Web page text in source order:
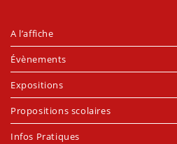
A l’affiche
Évènements
Expositions
Propositions scolaires
Infos Pratiques